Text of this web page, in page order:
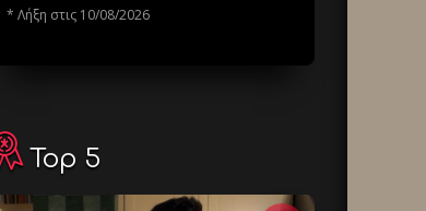
* Λήξη στις 10/08/2026
Top 5